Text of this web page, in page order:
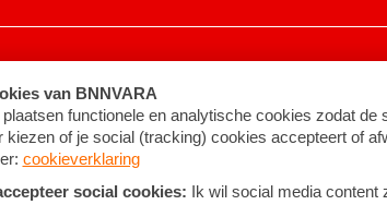
Algemene voorwaarden ©2026